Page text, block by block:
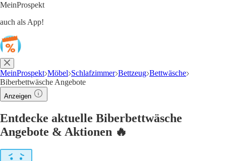
MeinProspekt
auch als App!
MeinProspekt Möbel Schlafzimmer Bettzeug Bettwäsche
Biberbettwäsche Angebote
Anzeigen
Entdecke aktuelle Biberbettwäsche
Angebote & Aktionen 🔥